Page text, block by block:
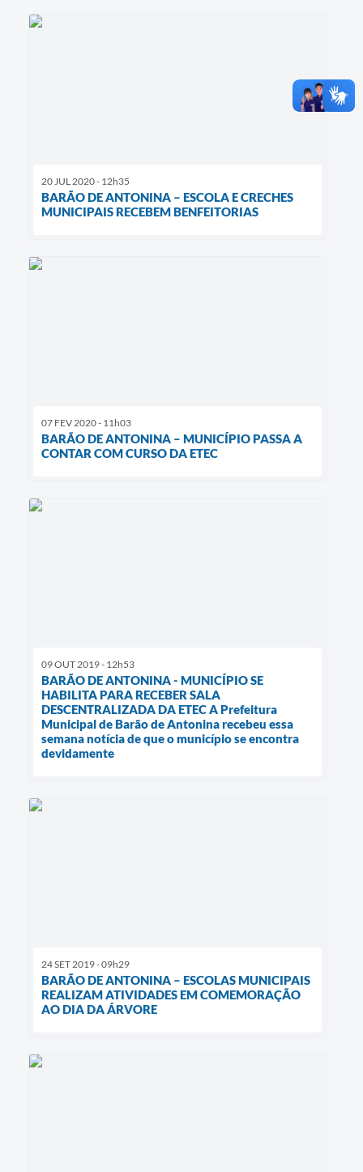
20 JUL 2020 - 12h35
BARÃO DE ANTONINA – ESCOLA E CRECHES
MUNICIPAIS RECEBEM BENFEITORIAS
07 FEV 2020 - 11h03
BARÃO DE ANTONINA – MUNICÍPIO PASSA A
CONTAR COM CURSO DA ETEC
09 OUT 2019 - 12h53
BARÃO DE ANTONINA - MUNICÍPIO SE
HABILITA PARA RECEBER SALA
DESCENTRALIZADA DA ETEC A Prefeitura
Municipal de Barão de Antonina recebeu essa
semana notícia de que o município se encontra
devidamente
24 SET 2019 - 09h29
BARÃO DE ANTONINA – ESCOLAS MUNICIPAIS
REALIZAM ATIVIDADES EM COMEMORAÇÃO
AO DIA DA ÁRVORE